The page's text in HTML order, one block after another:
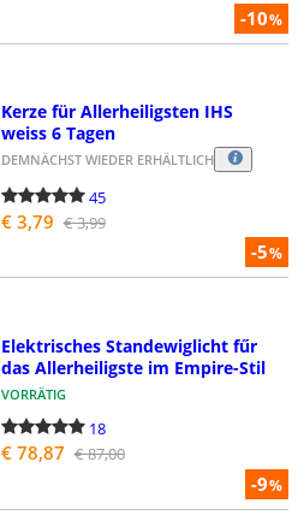
-10%
-5%
Kerze für Allerheiligsten IHS
weiss 6 Tagen
DEMNÄCHST WIEDER ERHÄLTLICH
45
€ 3,79 € 3,99
-9%
Elektrisches Standewiglicht fűr
das Allerheiligste im Empire-Stil
VORRÄTIG
18
€ 78,87 € 87,00